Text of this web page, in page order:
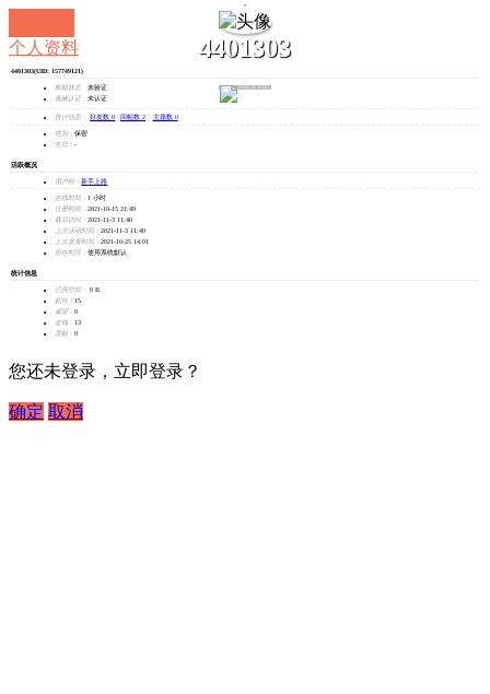
4401303
发消息
个人资料
4401303(UID: 157749121)
邮箱状态： 未验证
视频认证： 未认证
统计信息： 好友数 0 回帖数 2 主题数 0
性别： 保密
生日： -
活跃概况
用户组： 新手上路
在线时间： 1 小时
注册时间： 2021-10-15 21:49
最后访问： 2021-11-3 11:40
上次活动时间： 2021-11-3 11:40
上次发表时间： 2021-10-25 14:01
所在时区： 使用系统默认
统计信息
已用空间：
0 B
积分： 15
威望： 0
金钱： 13
贡献： 0
您还未登录，立即登录？
确定 取消